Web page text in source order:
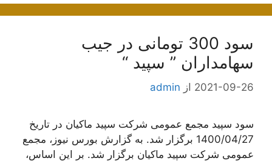
سود 300 تومانی در جیب
سهامداران ” سپید “
2021-09-26 از admin
سود سپید مجمع عمومی شرکت سپید ماکیان در تاریخ
1400/04/27 برگزار شد. به گزارش بورس نیوز، مجمع
عمومی شرکت سپید ماکیان برگزار شد. بر این اساس،